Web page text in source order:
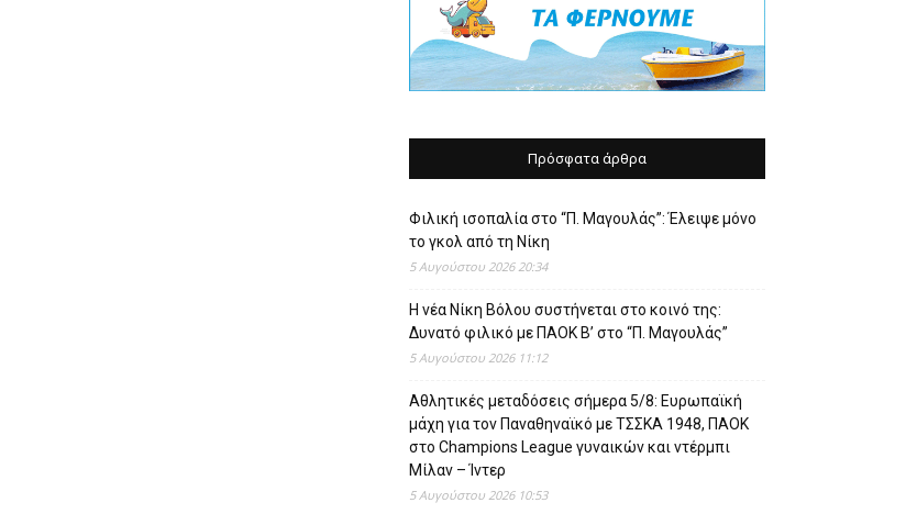
Πρόσφατα άρθρα
Φιλική ισοπαλία στο “Π. Μαγουλάς”: Έλειψε μόνο
το γκολ από τη Νίκη
5 Αυγούστου 2026 20:34
Η νέα Νίκη Βόλου συστήνεται στο κοινό της:
Δυνατό φιλικό με ΠΑΟΚ Β’ στο “Π. Μαγουλάς”
5 Αυγούστου 2026 11:12
Αθλητικές μεταδόσεις σήμερα 5/8: Ευρωπαϊκή
μάχη για τον Παναθηναϊκό με ΤΣΣΚΑ 1948, ΠΑΟΚ
στο Champions League γυναικών και ντέρμπι
Μίλαν – Ίντερ
5 Αυγούστου 2026 10:53